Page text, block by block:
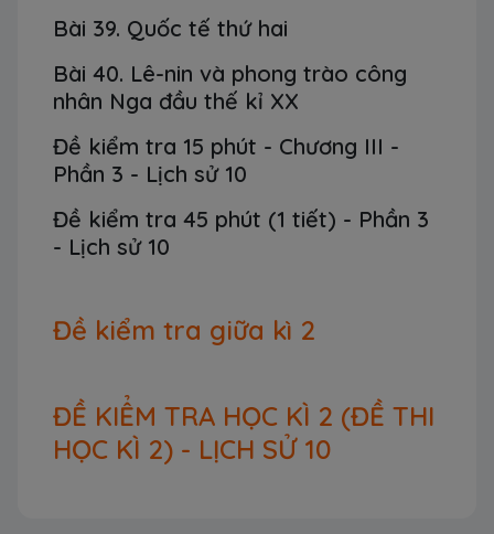
Bài 39. Quốc tế thứ hai
Bài 40. Lê-nin và phong trào công
nhân Nga đầu thế kỉ XX
Đề kiểm tra 15 phút - Chương III -
Phần 3 - Lịch sử 10
Đề kiểm tra 45 phút (1 tiết) - Phần 3
- Lịch sử 10
Đề kiểm tra giữa kì 2
ĐỀ KIỂM TRA HỌC KÌ 2 (ĐỀ THI
HỌC KÌ 2) - LỊCH SỬ 10